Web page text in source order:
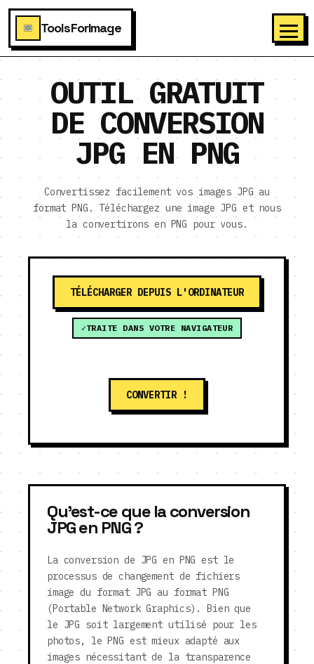
ToolsForImage
OUTIL GRATUIT
DE CONVERSION
JPG EN PNG
Convertissez facilement vos images JPG au
format PNG. Téléchargez une image JPG et nous
la convertirons en PNG pour vous.
TÉLÉCHARGER DEPUIS L'ORDINATEUR
TRAITE DANS VOTRE NAVIGATEUR
CONVERTIR !
Qu'est-ce que la conversion
JPG en PNG ?
La conversion de JPG en PNG est le
processus de changement de fichiers
image du format JPG au format PNG
(Portable Network Graphics). Bien que
le JPG soit largement utilisé pour les
photos, le PNG est mieux adapté aux
images nécessitant de la transparence